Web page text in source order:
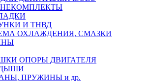
И ТНВД
ОХЛАЖДЕНИЯ, СМАЗКИ
ОПОРЫ ДВИГАТЕЛЯ
ПРУЖИНЫ и др.